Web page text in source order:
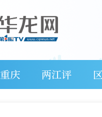
重庆 两江评